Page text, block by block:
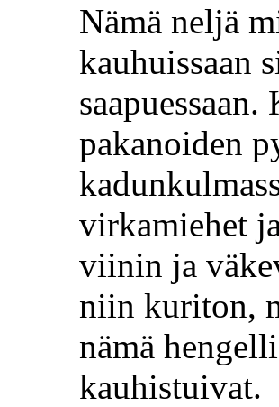
Nämä neljä
kauhuissaan
pakanoiden
virkamiehet
viinin ja
niin kuriton,
nämä
kauhistuivat.